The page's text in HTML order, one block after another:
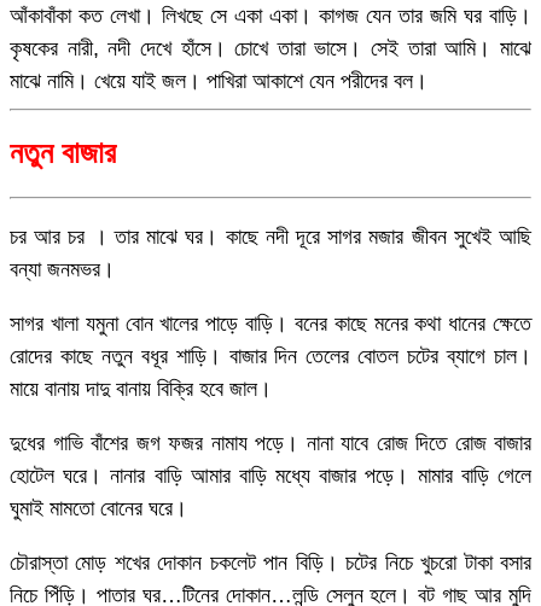
আঁকাবাঁকা কত লেখা। লিখছে সে একা একা। কাগজ যেন তার জমি ঘর বাড়ি।
কৃষকের নারী, নদী দেখে হাঁসে। চোখে তারা ভাসে। সেই তারা আমি। মাঝে
মাঝে নামি। খেয়ে যাই জল। পাখিরা আকাশে যেন পরীদের বল।
নতুন বাজার
চর আর চর । তার মাঝে ঘর। কাছে নদী দূরে সাগর মজার জীবন সুখেই আছি
বন্যা জনমভর।
সাগর খালা যমুনা বোন খালের পাড়ে বাড়ি। বনের কাছে মনের কথা ধানের ক্ষেতে
রোদের কাছে নতুন বধূর শাড়ি। বাজার দিন তেলের বোতল চটের ব্যাগে চাল।
মায়ে বানায় দাদু বানায় বিক্রি হবে জাল।
দুধের গাভি বাঁশের জগ ফজর নামায পড়ে। নানা যাবে রোজ দিতে রোজ বাজার
হোটেল ঘরে। নানার বাড়ি আমার বাড়ি মধ্যে বাজার পড়ে। মামার বাড়ি গেলে
ঘুমাই মামতো বোনের ঘরে।
চৌরাস্তা মোড় শখের দোকান চকলেট পান বিড়ি। চটের নিচে খুচরো টাকা বসার
নিচে পিঁড়ি। পাতার ঘর…টিনের দোকান…লন্ডি সেলুন হলে। বট গাছ আর মুদি